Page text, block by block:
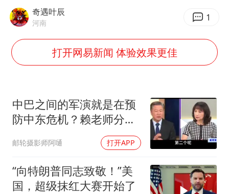
台铃电动车仅骑一年就断电趴窝
白海豚5次眼壁置换
曝美下令调查弹药库存信息遭泄露事件
日本连续发生两次地震
方桃子代言广告视频已下架
构建更高水平的全民健身公共服务体系
奇遇叶辰
河南 1
打开网易新闻 体验效果更佳
中巴之间的军演就是在预
防中东危机？赖老师分析
邮轮摄影师阿嗵 打开APP
“向特朗普同志致敬！”美
国，超级抹红大赛开始了